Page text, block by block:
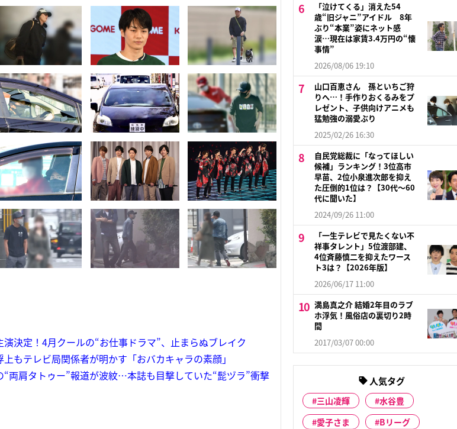
決定！4月クールの“お仕事ドラマ”、止まらぬブレイク
もテレビ局関係者が明かす「おバカキャラの素顔」
“両肩タトゥー”報道が波紋…本誌も目撃していた“髭ヅラ”衝撃
「泣けてくる」消えた54
歳“旧ジャニ”アイドル 8年
ぶり“本業”姿にネット感
涙…現在は家賃3.4万円の“懐
事情”
2026/08/06 19:10
山口百恵さん 孫といちご狩
りへ…！手作りおくるみをプ
レゼント、子供向けアニメも
猛勉強の溺愛ぶり
2025/02/26 16:30
自民党総裁に「なってほしい
候補」ランキング！3位高市
早苗、2位小泉進次郎を抑え
た圧倒的1位は？【30代〜60
代に聞いた】
2024/09/26 11:00
「一生テレビで見たくない不
祥事タレント」5位渡部建、
4位斉藤慎二を抑えたワース
ト3は？【2026年版】
2026/06/17 11:00
満島真之介 結婚2年目のラブ
ホ浮気！風俗店の裏切り2時
間
2017/03/07 00:00
人気タグ
三山凌輝
水谷豊
愛子さま
Bリーグ